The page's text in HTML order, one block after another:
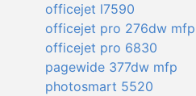
officejet l7590
officejet pro 276dw mfp
officejet pro 6830
pagewide 377dw mfp
photosmart 5520